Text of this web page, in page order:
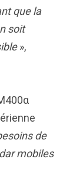
que la
soit
»,
de
mobiles